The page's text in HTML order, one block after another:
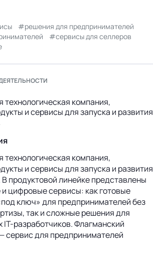
решения для предпринимателей
сервисы для селлеров
технологическая компания,
и сервисы для запуска и развития
технологическая компания,
и сервисы для запуска и развития
продуктовой линейке представлены
цифровые сервисы: как готовые
ключ» для предпринимателей без
так и сложные решения для
разработчиков. Флагманский
сервис для предпринимателей